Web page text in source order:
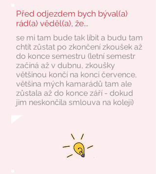
Před odjezdem bych býval(a)
rád(a) věděl(a), že...
se mi tam bude tak líbit a budu tam
chtít zůstat po zkončení zkoušek až
do konce semestru (letní semestr
začíná až v dubnu, zkoušky
většinou končí na konci července,
většina mých kamarádů tam ale
zůstala až do konce září - dokud
jim neskončila smlouva na koleji)